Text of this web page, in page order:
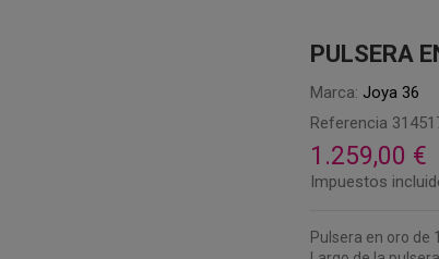
PULSERA
Marca: Joya 36
Referencia
1.259,00 €
Impuestos
Pulsera en oro de